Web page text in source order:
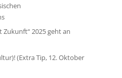
2025 geht an
(Extra Tip, 12. Oktober